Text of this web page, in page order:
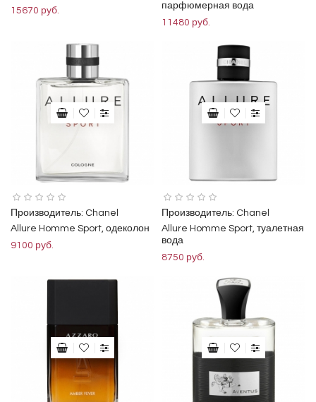
15670 руб.
парфюмерная вода
11480 руб.
Производитель: Chanel
Allure Homme Sport, одеколон
9100 руб.
Производитель: Chanel
Allure Homme Sport, туалетная
вода
8750 руб.